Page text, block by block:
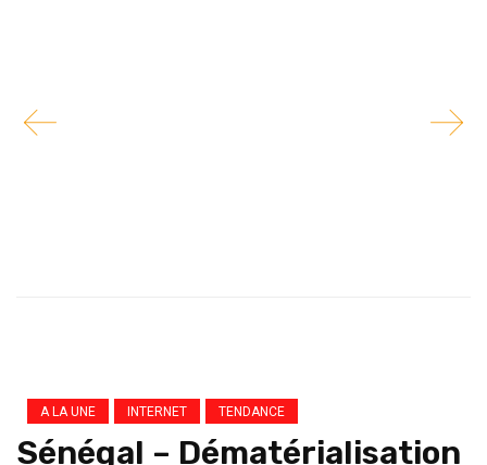
A LA UNE INTERNET TENDANCE
Sénégal – Dématérialisation